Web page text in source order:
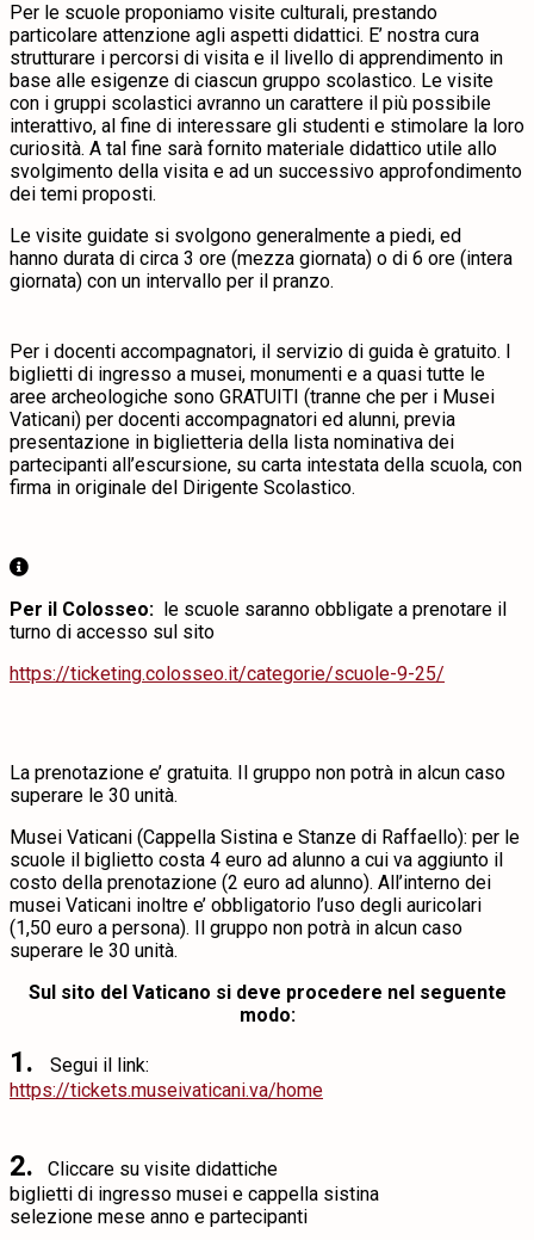
Per le scuole proponiamo visite culturali, prestando
particolare attenzione agli aspetti didattici. E’ nostra cura
strutturare i percorsi di visita e il livello di apprendimento in
base alle esigenze di ciascun gruppo scolastico. Le visite
con i gruppi scolastici avranno un carattere il più possibile
interattivo, al fine di interessare gli studenti e stimolare la loro
curiosità. A tal fine sarà fornito materiale didattico utile allo
svolgimento della visita e ad un successivo approfondimento
dei temi proposti.
Le visite guidate si svolgono generalmente a piedi, ed
hanno durata di circa 3 ore (mezza giornata) o di 6 ore (intera
giornata) con un intervallo per il pranzo.
Per i docenti accompagnatori, il servizio di guida è gratuito. I
biglietti di ingresso a musei, monumenti e a quasi tutte le
aree archeologiche sono GRATUITI (tranne che per i Musei
Vaticani) per docenti accompagnatori ed alunni, previa
presentazione in biglietteria della lista nominativa dei
partecipanti all’escursione, su carta intestata della scuola, con
firma in originale del Dirigente Scolastico.
Per il Colosseo: le scuole saranno obbligate a prenotare il
turno di accesso sul sito
https://ticketing.colosseo.it/categorie/scuole-9-25/
La prenotazione e’ gratuita. Il gruppo non potrà in alcun caso
superare le 30 unità.
Musei Vaticani (Cappella Sistina e Stanze di Raffaello): per le
scuole il biglietto costa 4 euro ad alunno a cui va aggiunto il
costo della prenotazione (2 euro ad alunno). All’interno dei
musei Vaticani inoltre e’ obbligatorio l’uso degli auricolari
(1,50 euro a persona). Il gruppo non potrà in alcun caso
superare le 30 unità.
Sul sito del Vaticano si deve procedere nel seguente
modo:
1.
Segui il link:
https://tickets.museivaticani.va/home
2. Сliccare su visite didattiche
biglietti di ingresso musei e cappella sistina
selezione mese anno e partecipanti